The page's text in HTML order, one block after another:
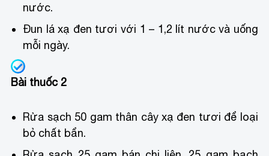
nước.
Đun lá xạ đen tươi với 1 – 1,2 lít nước và uống
mỗi ngày.
Bài thuốc 2
Rửa sạch 50 gam thân cây xạ đen tươi để loại
bỏ chất bẩn.